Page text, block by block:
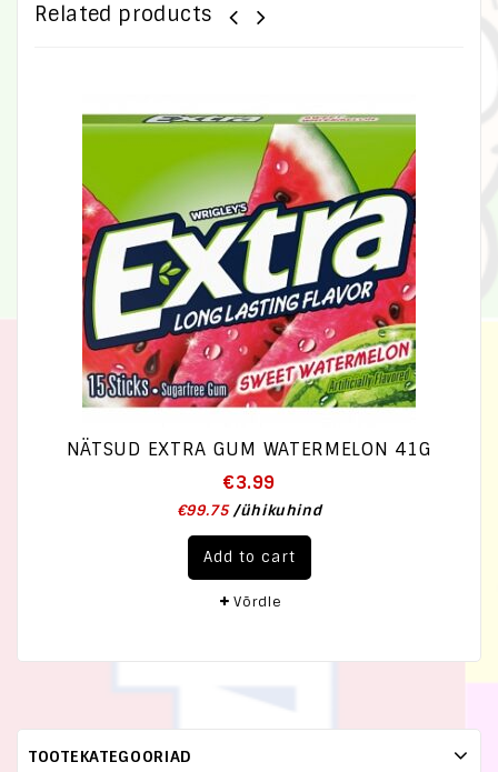
Related products
NÄTSUD EXTRA GUM WATERMELON 41G
€3.99
€99.75 /ühikuhind
Add to cart
Võrdle
TOOTEKATEGOORIAD